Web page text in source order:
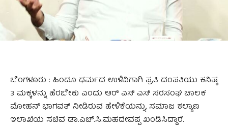
ಬೆಂಗಳೂರು : ಹಿಂದೂ ಧರ್ಮದ ಉಳಿವಿಗಾಗಿ ಪ್ರತಿ ದಂಪತಿಯು ಕನಿಷ್ಠ
3 ಮಕ್ಕಳನ್ನು ಹೆರಬೇಕು ಎಂದು ಆರ್ ಎಸ್ ಎಸ್ ಸರಸಂಘ ಚಾಲಕ
ಮೋಹನ್ ಭಾಗವತ್ ನೀಡಿರುವ ಹೇಳಿಕೆಯನ್ನು, ಸಮಾಜ ಕಲ್ಯಾಣ
ಇಲಾಖೆಯ ಸಚಿವ ಡಾ.ಎಚ್.ಸಿ.ಮಹದೇವಪ್ಪ ಖಂಡಿಸಿದ್ದಾರೆ.